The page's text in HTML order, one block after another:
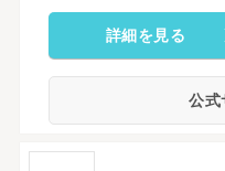
詳細を見る
公